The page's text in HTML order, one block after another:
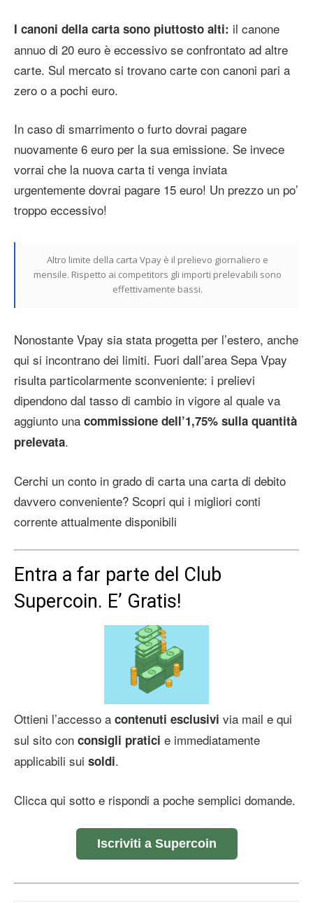
I canoni della carta sono piuttosto alti: il canone
annuo di 20 euro è eccessivo se confrontato ad altre
carte. Sul mercato si trovano carte con canoni pari a
zero o a pochi euro.
In caso di smarrimento o furto dovrai pagare
nuovamente 6 euro per la sua emissione. Se invece
vorrai che la nuova carta ti venga inviata
urgentemente dovrai pagare 15 euro! Un prezzo un po’
troppo eccessivo!
Altro limite della carta Vpay è il prelievo giornaliero e
mensile. Rispetto ai competitors gli importi prelevabili sono
effettivamente bassi.
Nonostante Vpay sia stata progetta per l’estero, anche
qui si incontrano dei limiti. Fuori dall’area Sepa Vpay
risulta particolarmente sconveniente: i prelievi
dipendono dal tasso di cambio in vigore al quale va
aggiunto una commissione dell’1,75% sulla quantità
prelevata.
Cerchi un conto in grado di carta una carta di debito
davvero conveniente? Scopri qui i migliori conti
corrente attualmente disponibili
Entra a far parte del Club
Supercoin. E’ Gratis!
Ottieni l’accesso a contenuti esclusivi via mail e qui
sul sito con consigli pratici e immediatamente
applicabili sui soldi.
Clicca qui sotto e rispondi a poche semplici domande.
Iscriviti a Supercoin